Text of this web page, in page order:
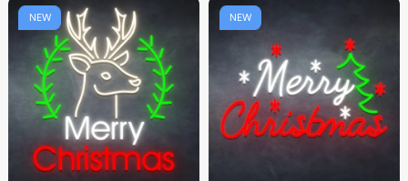
NEW NEW